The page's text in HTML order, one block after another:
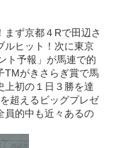
ず京都４Rで田辺さ
ルヒット！次に東京
ト予報」が馬連で的
TMがきさらぎ賞で馬
上初の１日３勝を達
超えるビッグプレゼ
員的中も近々あるの